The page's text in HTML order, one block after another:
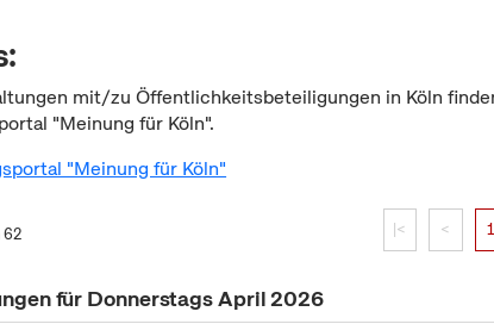
mit/zu Öffentlichkeitsbeteiligungen in Köln
"Meinung für Köln".
"Meinung für Köln"
62 |< < 1
für Donnerstags April 2026